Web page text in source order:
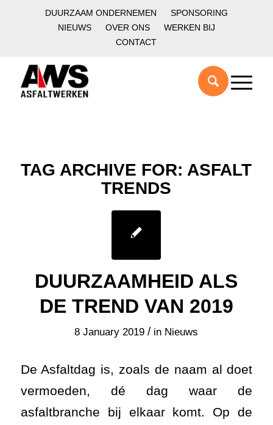
DUURZAAM ONDERNEMEN
SPONSORING
NIEUWS
OVER ONS
WERKEN BIJ
CONTACT
TAG ARCHIVE FOR: ASFALT
TRENDS
DUURZAAMHEID ALS
DE TREND VAN 2019
8 January 2019 / in Nieuws
De Asfaltdag is, zoals de naam al doet
vermoeden, dé dag waar de
asfaltbranche bij elkaar komt. Op de